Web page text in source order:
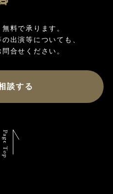
料で承ります。
出演等についても、
談する
Page Top